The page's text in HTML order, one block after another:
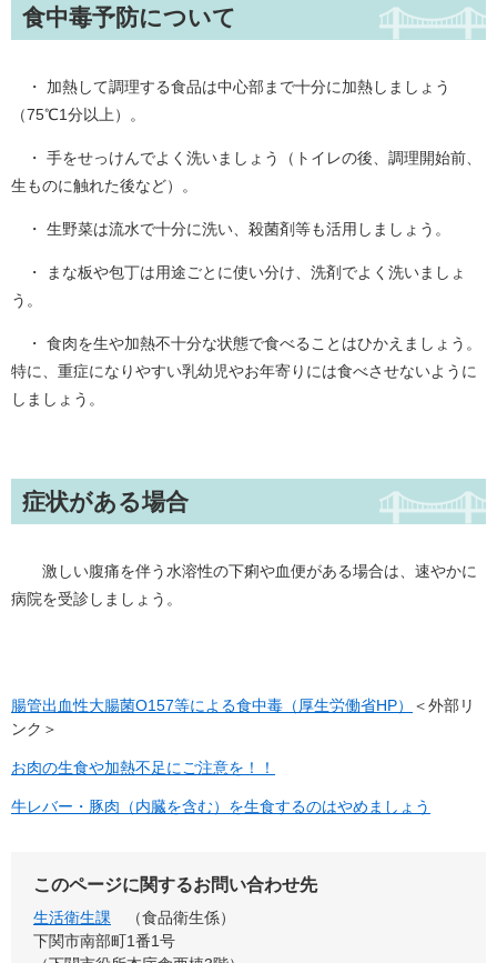
食中毒予防について
・ 加熱して調理する食品は中心部まで十分に加熱しましょう
（75℃1分以上）。
・ 手をせっけんでよく洗いましょう（トイレの後、調理開始前、
生ものに触れた後など）。
・ 生野菜は流水で十分に洗い、殺菌剤等も活用しましょう。
・ まな板や包丁は用途ごとに使い分け、洗剤でよく洗いましょ
う。
・ 食肉を生や加熱不十分な状態で食べることはひかえましょう。
特に、重症になりやすい乳幼児やお年寄りには食べさせないように
しましょう。
症状がある場合
激しい腹痛を伴う水溶性の下痢や血便がある場合は、速やかに
病院を受診しましょう。
腸管出血性大腸菌O157等による食中毒（厚生労働省HP）
＜外部リ
ンク＞
お肉の生食や加熱不足にご注意を！！
牛レバー・豚肉（内臓を含む）を生食するのはやめましょう
このページに関するお問い合わせ先
生活衛生課
食品衛生係
下関市南部町1番1号